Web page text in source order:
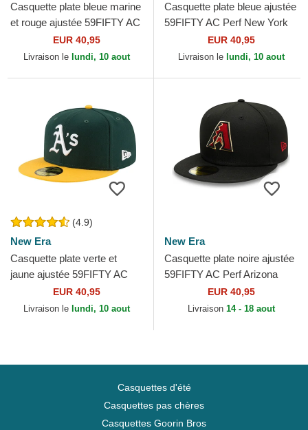
Casquette plate bleue marine
et rouge ajustée 59FIFTY AC
Perf Atlanta Braves MLB
New Era
EUR 40,95
Livraison le lundi, 10 aout
Casquette plate bleue ajustée
59FIFTY AC Perf New York
Mets MLB New Era
EUR 40,95
Livraison le lundi, 10 aout
(4.9)
New Era
Casquette plate verte et
jaune ajustée 59FIFTY AC
Perf Oakland Athletics MLB
New Era
EUR 40,95
Livraison le lundi, 10 aout
New Era
Casquette plate noire ajustée
59FIFTY AC Perf Arizona
Diamondbacks MLB New
EUR 40,95
Livraison 14 - 18 aout
Casquettes d'été
Casquettes pas chères
Casquettes Goorin Bros